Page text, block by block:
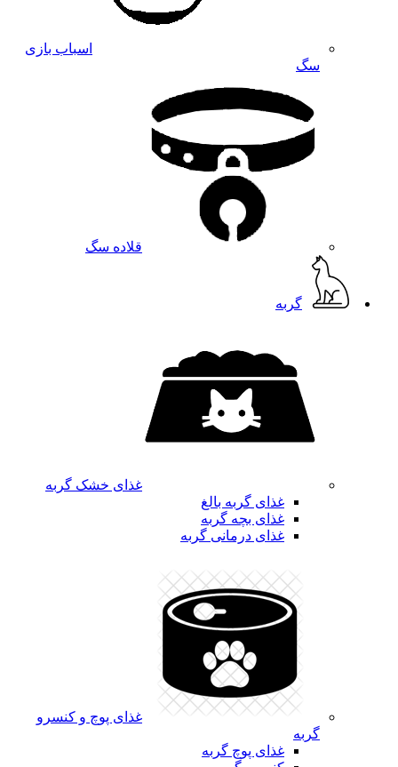
اسباب بازی
سگ
قلاده سگ
گربه
غذای خشک گربه
غذای گربه بالغ
غذای بچه گربه
غذای درمانی گربه
غذای پوچ و کنسرو
گربه
غذای پوچ گربه